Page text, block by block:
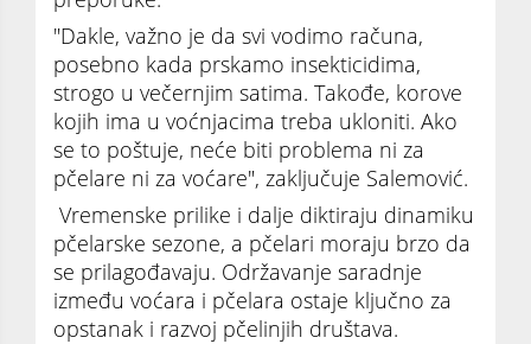
"Dakle, važno je da svi vodimo računa,
posebno kada prskamo insekticidima,
strogo u večernjim satima. Takođe, korove
kojih ima u voćnjacima treba ukloniti. Ako
se to poštuje, neće biti problema ni za
pčelare ni za voćare", zaključuje Salemović.
Vremenske prilike i dalje diktiraju dinamiku
pčelarske sezone, a pčelari moraju brzo da
se prilagođavaju. Održavanje saradnje
između voćara i pčelara ostaje ključno za
opstanak i razvoj pčelinjih društava.